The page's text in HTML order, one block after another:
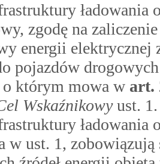
zgodę na
energii elektrycznej
pojazdów
którym mowa w art.
Wskaźnikowyust. 1.
w ust. 1,